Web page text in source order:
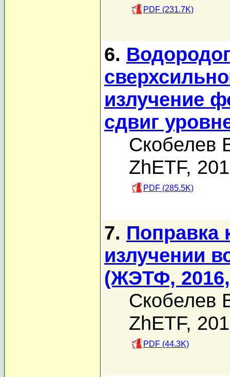
PDF (231.7K)
6.
излучение
сдвиг
Скобелев
ZhETF,
PDF (285.5K)
7. Поправка
излучении
(ЖЭТФ, 2016,
Скобелев
ZhETF,
PDF (44.3K)